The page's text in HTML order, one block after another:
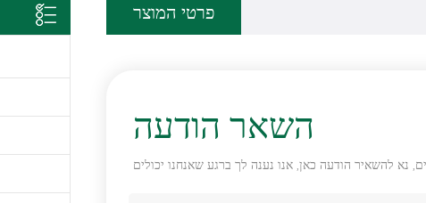
פרטי המוצר
השאר הודעה